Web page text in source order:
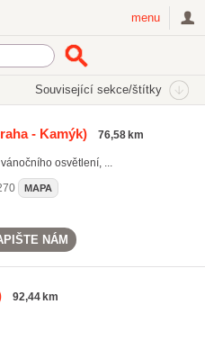
menu
Související sekce/štítky
- Kamýk) 76,58 km
osvětlení, ...
MAPA
NÁM
92,44 km